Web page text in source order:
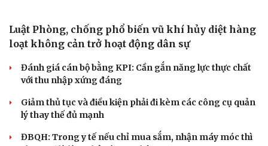
hội
Khi mạng xã hội thành nơi phán xử
Thành tựu nhân quyền ở Việt Nam: Sự thật được